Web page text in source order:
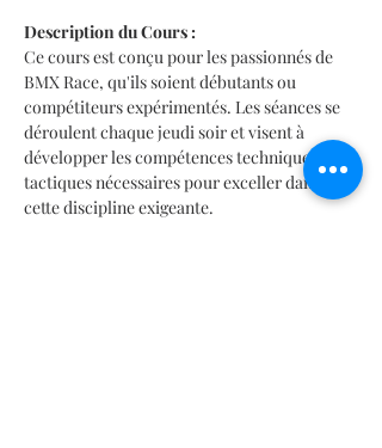
Description du Cours :
Ce cours est conçu pour les passionnés de
BMX Race, qu'ils soient débutants ou
compétiteurs expérimentés. Les séances se
déroulent chaque jeudi soir et visent à
développer les compétences techniques et
tactiques nécessaires pour exceller dans
cette discipline exigeante.